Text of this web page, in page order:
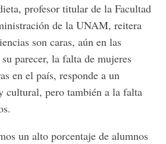
profesor titular de la Facultad
de la UNAM, reitera
son caras, aún en las
parecer, la falta de mujeres
en el país, responde a un
cultural, pero también a la falta
un alto porcentaje de alumnos